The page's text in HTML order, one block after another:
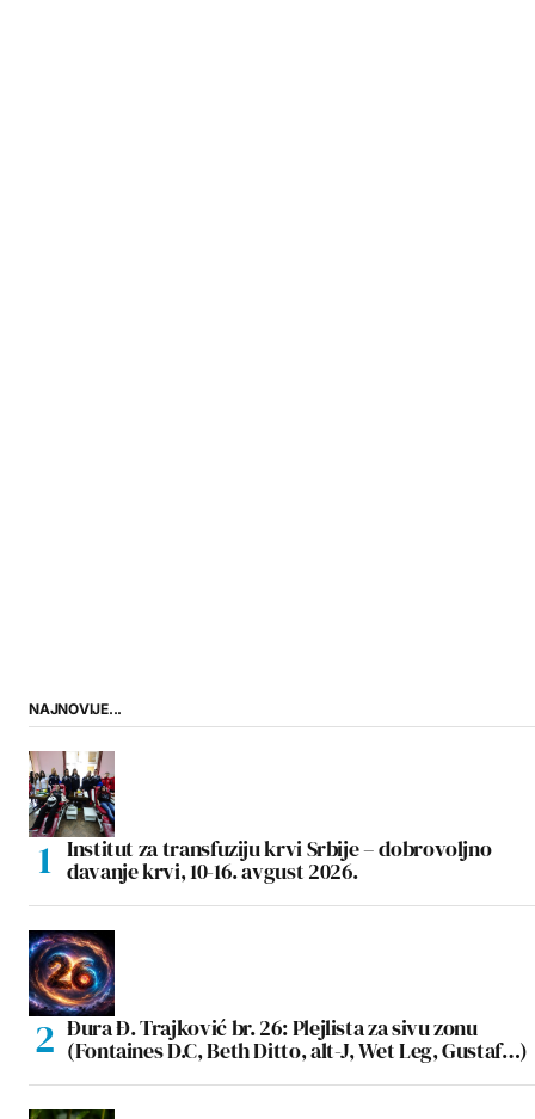
NAJNOVIJE...
Institut za transfuziju krvi Srbije – dobrovoljno
davanje krvi, 10-16. avgust 2026.
Đura Đ. Trajković br. 26: Plejlista za sivu zonu
(Fontaines D.C, Beth Ditto, alt-J, Wet Leg, Gustaf…)